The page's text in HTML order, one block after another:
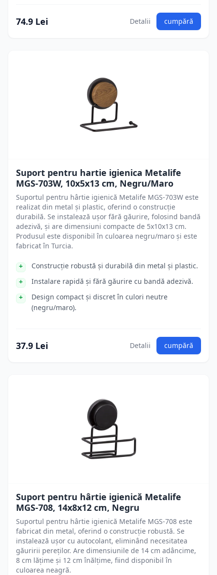
74.9 Lei Detalii cumpără
Suport pentru hartie igienica Metalife
MGS-703W, 10x5x13 cm, Negru/Maro
Suportul pentru hârtie igienică Metalife MGS-703W este
realizat din metal și plastic, oferind o construcție
durabilă. Se instalează ușor fără găurire, folosind bandă
adezivă, și are dimensiuni compacte de 5x10x13 cm.
Produsul este disponibil în culoarea negru/maro și este
fabricat în Turcia.
Construcție robustă și durabilă din metal și plastic.
Instalare rapidă și fără găurire cu bandă adezivă.
Design compact și discret în culori neutre
(negru/maro).
37.9 Lei Detalii cumpără
Suport pentru hârtie igienică Metalife
MGS-708, 14x8x12 cm, Negru
Suportul pentru hârtie igienică Metalife MGS-708 este
fabricat din metal, oferind o construcție robustă. Se
instalează ușor cu autocolant, eliminând necesitatea
găuririi pereților. Are dimensiunile de 14 cm adâncime,
8 cm lățime și 12 cm înălțime, fiind disponibil în
culoarea neagră.